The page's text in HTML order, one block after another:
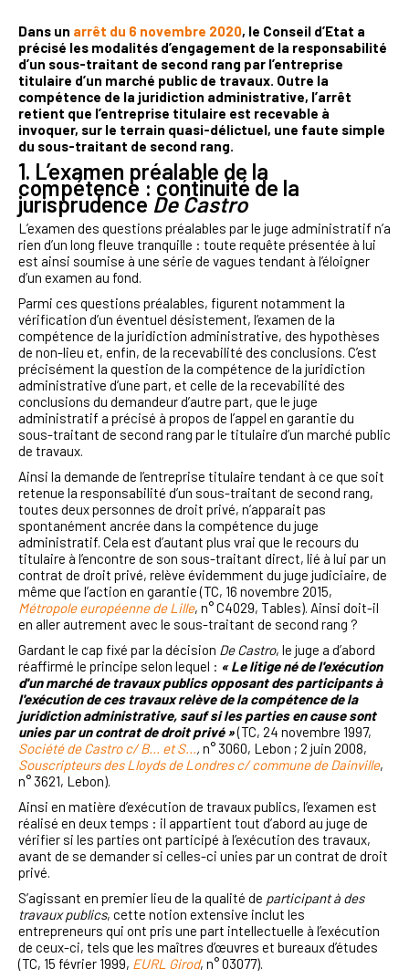
Dans un arrêt du 6 novembre 2020, le Conseil d’Etat a
précisé les modalités d’engagement de la responsabilité
d’un sous-traitant de second rang par l’entreprise
titulaire d’un marché public de travaux. Outre la
compétence de la juridiction administrative, l’arrêt
retient que l’entreprise titulaire est recevable à
invoquer, sur le terrain quasi-délictuel, une faute simple
du sous-traitant de second rang.
1. L’examen préalable de la
compétence : continuité de la
jurisprudenceDe Castro
L’examen des questions préalables par le juge administratif n’a
rien d’un long fleuve tranquille : toute requête présentée à lui
est ainsi soumise à une série de vagues tendant à l’éloigner
d’un examen au fond.
Parmi ces questions préalables, figurent notamment la
vérification d’un éventuel désistement, l’examen de la
compétence de la juridiction administrative, des hypothèses
de non-lieu et, enfin, de la recevabilité des conclusions. C’est
précisément la question de la compétence de la juridiction
administrative d’une part, et celle de la recevabilité des
conclusions du demandeur d’autre part, que le juge
administratif a précisé à propos de l’appel en garantie du
sous-traitant de second rang par le titulaire d’un marché public
de travaux.
Ainsi la demande de l’entreprise titulaire tendant à ce que soit
retenue la responsabilité d’un sous-traitant de second rang,
toutes deux personnes de droit privé, n’apparait pas
spontanément ancrée dans la compétence du juge
administratif. Cela est d’autant plus vrai que le recours du
titulaire à l’encontre de son sous-traitant direct, lié à lui par un
contrat de droit privé, relève évidemment du juge judiciaire, de
même que l’action en garantie (TC, 16 novembre 2015,
Métropole européenne de Lille, n° C4029, Tables). Ainsi doit-il
en aller autrement avec le sous-traitant de second rang ?
Gardant le cap fixé par la décision De Castro, le juge a d’abord
réaffirmé le principe selon lequel : « Le litige né de l'exécution
d'un marché de travaux publics opposant des participants à
l'exécution de ces travaux relève de la compétence de la
juridiction administrative, sauf si les parties en cause sont
unies par un contrat de droit privé »(TC, 24 novembre 1997,
Société de Castro c/ B... et S...
, n° 3060, Lebon ; 2 juin 2008,
Souscripteurs des Lloyds de Londres c/ commune de Dainville,
n° 3621, Lebon).
Ainsi en matière d’exécution de travaux publics, l’examen est
réalisé en deux temps : il appartient tout d’abord au juge de
vérifier si les parties ont participé à l’exécution des travaux,
avant de se demander si celles-ci unies par un contrat de droit
privé.
S’agissant en premier lieu de la qualité de participant à des
travaux publics, cette notion extensive inclut les
entrepreneurs qui ont pris une part intellectuelle à l’exécution
de ceux-ci, tels que les maîtres d’œuvres et bureaux d’études
(TC, 15 février 1999, EURL Girod, n° 03077).